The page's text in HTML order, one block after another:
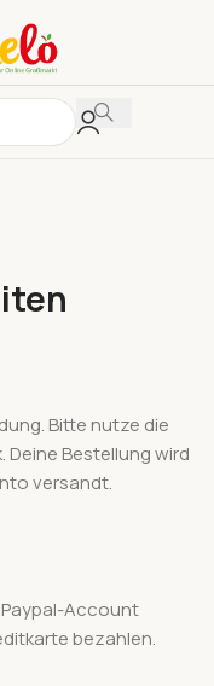
Bitte nutze die
Bestellung wird
versandt.
Paypal-Account
bezahlen.